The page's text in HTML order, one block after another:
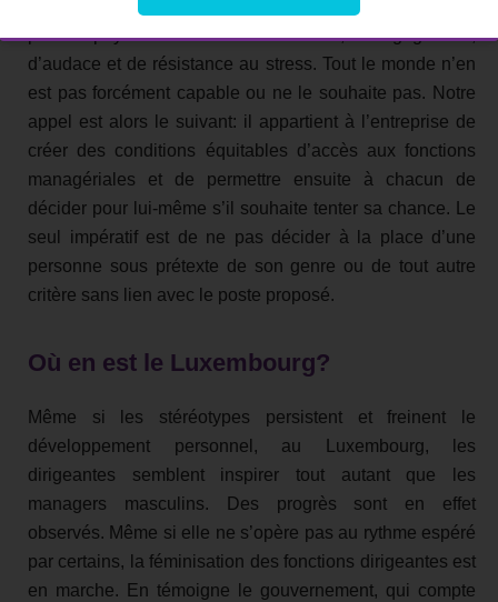
prêt à payer en termes de volonté, d’engagement,
d’audace et de résistance au stress. Tout le monde n’en
est pas forcément capable ou ne le souhaite pas. Notre
appel est alors le suivant: il appartient à l’entreprise de
créer des conditions équitables d’accès aux fonctions
managériales et de permettre ensuite à chacun de
décider pour lui-même s’il souhaite tenter sa chance. Le
seul impératif est de ne pas décider à la place d’une
personne sous prétexte de son genre ou de tout autre
critère sans lien avec le poste proposé.
Où en est le Luxembourg?
Même si les stéréotypes persistent et freinent le
développement personnel, au Luxembourg, les
dirigeantes semblent inspirer tout autant que les
managers masculins. Des progrès sont en effet
observés. Même si elle ne s’opère pas au rythme espéré
par certains, la féminisation des fonctions dirigeantes est
en marche. En témoigne le gouvernement, qui compte